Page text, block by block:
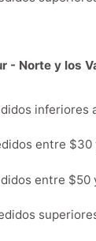
- Norte y los
inferiores
entre $30
entre $50